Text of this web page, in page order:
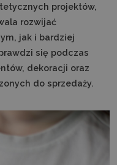
projektów,
rozwijać
jak i bardziej
się podczas
dekoracji oraz
do sprzedaży.